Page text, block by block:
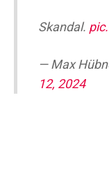
Skandal.
— Max
12, 2024